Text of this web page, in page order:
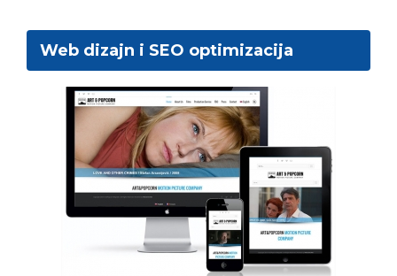
Web dizajn i SEO optimizacija